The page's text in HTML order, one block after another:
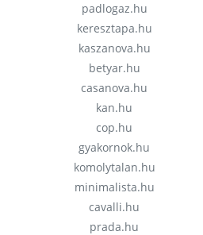
padlogaz.hu
keresztapa.hu
kaszanova.hu
betyar.hu
casanova.hu
kan.hu
cop.hu
gyakornok.hu
komolytalan.hu
minimalista.hu
cavalli.hu
prada.hu